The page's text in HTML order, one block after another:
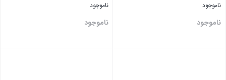
ناموجود
ناموجود
ناموجود
ناموجود